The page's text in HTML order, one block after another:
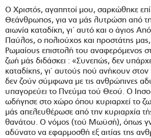
Ο Χριστός, αγαπητοί μου, σαρκώθηκε
Θεάνθρωπος, για να μάς λυτρώση από
αιωνία καταδίκη, γι΄ αυτό και ο άγιος
Παύλος, ο πολιούχος και προστάτης
Ρωμαίους επιστολή του αναφερόμενος
ζωή μάς διδάσκει : «Συνεπώς, δεν
καταδίκης, γι΄ αυτούς πού ανήκουν στον
δεν ζούν σύμφωνα με τις ανθρώπινες
υπαγορεύει το Πνεύμα τού Θεού. Ο
ωδήγησε στο χώρο όπου κυριαρχεί το
μάς απελευθέρωσε από την κυριαρχία
θανάτου. Ο νόμος (τού Μωϋσή), όπως
αδύνατο να εφαρμοσθή εξ αιτίας της